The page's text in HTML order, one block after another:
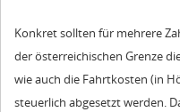
Konkret sollten für mehrere
der österreichischen Grenze
wie auch die Fahrtkosten (in
steuerlich abgesetzt werden.